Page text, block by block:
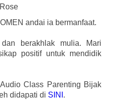
andai ia bermanfaat.
berakhlak mulia. Mari
positif untuk mendidik
Class Parenting Bijak
didapati di SINI .